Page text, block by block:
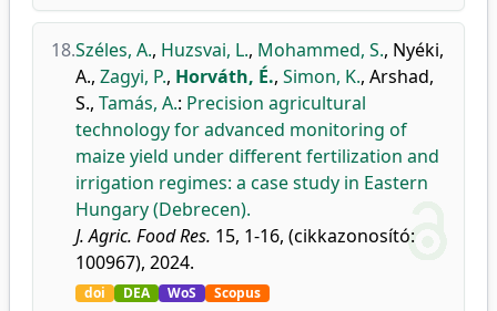
18.Széles, A., Huzsvai, L., Mohammed, S., Nyéki,
A., Zagyi, P., Horváth, É., Simon, K., Arshad,
S., Tamás, A.: Precision agricultural
technology for advanced monitoring of
maize yield under different fertilization and
irrigation regimes: a case study in Eastern
Hungary (Debrecen).
J. Agric. Food Res. 15, 1-16, (cikkazonosító:
100967), 2024.
doi DEA WoS Scopus